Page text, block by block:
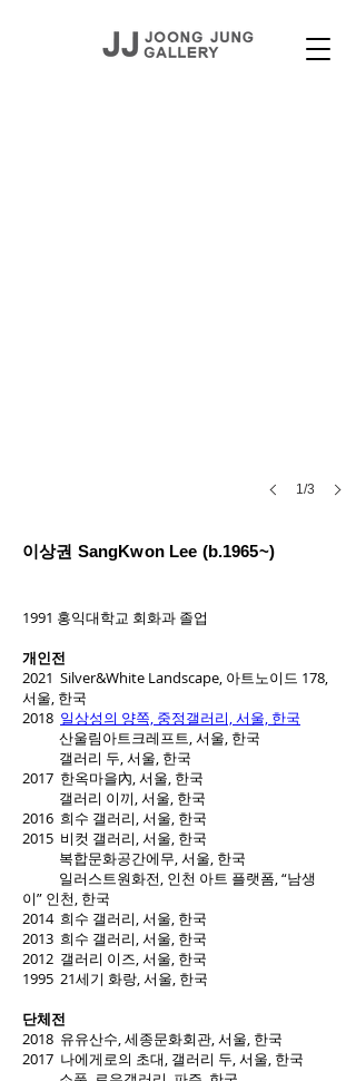
1/3
이상권 SangKwon Lee (b.1965~)
1991 홍익대학교 회화과 졸업
개인전
2021 Silver&White Landscape, 아트노이드 178,
서울, 한국
2018 일상성의 양쪽, 중정갤러리, 서울, 한국
산울림아트크레프트, 서울, 한국
갤러리 두, 서울, 한국
2017 한옥마을內, 서울, 한국
갤러리 이끼, 서울, 한국
2016 희수 갤러리, 서울, 한국
2015 비컷 갤러리, 서울, 한국
복합문화공간에무, 서울, 한국
일러스트원화전, 인천 아트 플랫폼, “남생
이” 인천, 한국
2014 희수 갤러리, 서울, 한국
2013 희수 갤러리, 서울, 한국
2012 갤러리 이즈, 서울, 한국
1995 21세기 화랑, 서울, 한국
단체전
2018 유유산수, 세종문화회관, 서울, 한국
2017 나에게로의 초대, 갤러리 두, 서울, 한국